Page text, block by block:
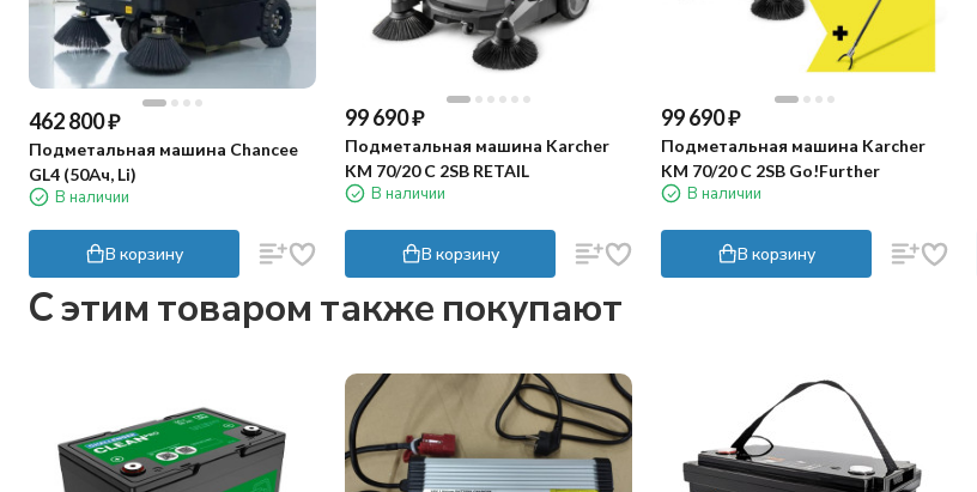
462 800₽
Подметальная машина Chancee
GL4 (50Ач, Li)
В наличии
В корзину
99 690₽
Подметальная машина Karcher
KM 70/20 C 2SB RETAIL
В наличии
В корзину
99 690₽
Подметальная машина Karcher
KM 70/20 C 2SB Go!Further
В наличии
В корзину
C этим товаром также покупают